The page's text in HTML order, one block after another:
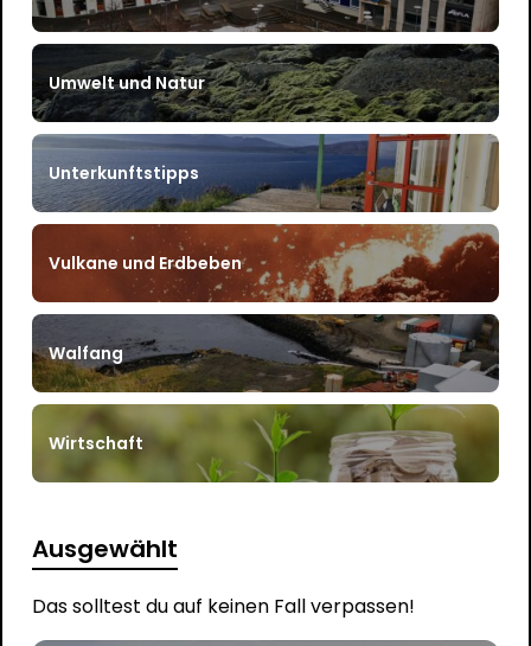
Umwelt und Natur
Unterkunftstipps
Vulkane und Erdbeben
Walfang
Wirtschaft
Ausgewählt
Das solltest du auf keinen Fall verpassen!